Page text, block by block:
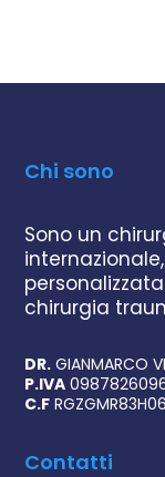
Chi sono
Sono un
chirurgia
DR. GIANMARCO
P.IVA
C.F
Contatti